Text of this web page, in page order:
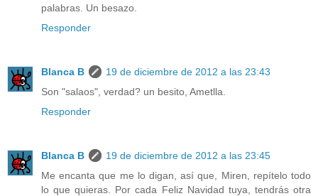
palabras. Un besazo.
Responder
Blanca B
19 de diciembre de 2012 a las 23:43
Son "salaos", verdad? un besito, Ametlla.
Responder
Blanca B
19 de diciembre de 2012 a las 23:45
Me encanta que me lo digan, así que, Miren, repítelo todo
lo que quieras. Por cada Feliz Navidad tuya, tendrás otra